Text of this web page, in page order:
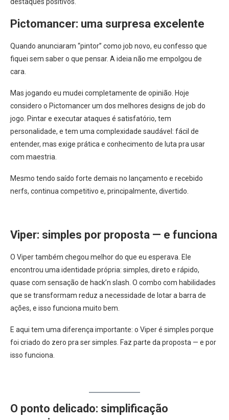
Pictomancer: uma surpresa excelente
Quando anunciaram “pintor” como job novo, eu confesso que
fiquei sem saber o que pensar. A ideia não me empolgou de
cara.
Mas jogando eu mudei completamente de opinião. Hoje
considero o Pictomancer um dos melhores designs de job do
jogo. Pintar e executar ataques é satisfatório, tem
personalidade, e tem uma complexidade saudável: fácil de
entender, mas exige prática e conhecimento de luta pra usar
com maestria.
Mesmo tendo saído forte demais no lançamento e recebido
nerfs, continua competitivo e, principalmente, divertido.
Viper: simples por proposta — e funciona
O Viper também chegou melhor do que eu esperava. Ele
encontrou uma identidade própria: simples, direto e rápido,
quase com sensação de hack’n slash. O combo com habilidades
que se transformam reduz a necessidade de lotar a barra de
ações, e isso funciona muito bem.
E aqui tem uma diferença importante: o Viper é simples porque
foi criado do zero pra ser simples. Faz parte da proposta — e por
isso funciona.
O ponto delicado: simplificação